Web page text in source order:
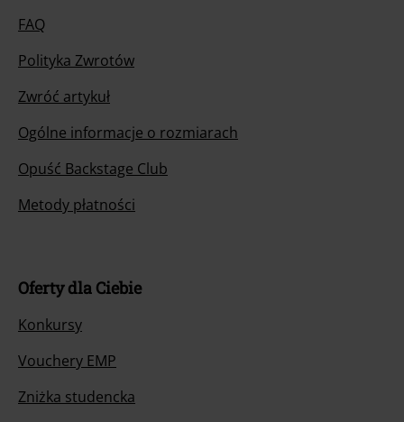
FAQ
Polityka Zwrotów
Zwróć artykuł
Ogólne informacje o rozmiarach
Opuść Backstage Club
Metody płatności
Oferty dla Ciebie
Konkursy
Vouchery EMP
Zniżka studencka